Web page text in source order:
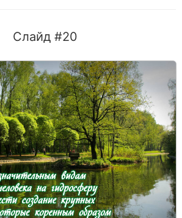
Слайд #20